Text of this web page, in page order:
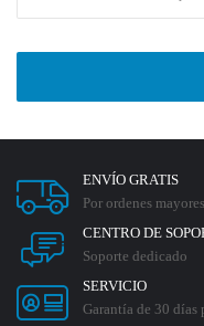
ENVÍO GRATIS
Por ordenes
CENTRO DE
Soporte dedicado
SERVICIO
Garantía de 30 días